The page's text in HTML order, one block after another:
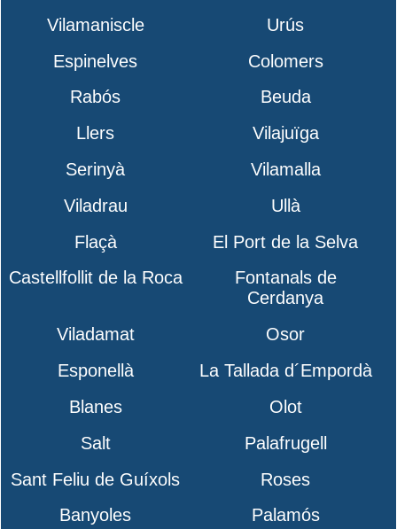
Vilamaniscle
Urús
Espinelves
Colomers
Rabós
Beuda
Llers
Vilajuïga
Serinyà
Vilamalla
Viladrau
Ullà
Flaçà
El Port de la Selva
Castellfollit de la Roca
Fontanals de
Cerdanya
Viladamat
Osor
Esponellà
La Tallada d´Empordà
Blanes
Olot
Salt
Palafrugell
Sant Feliu de Guíxols
Roses
Banyoles
Palamós